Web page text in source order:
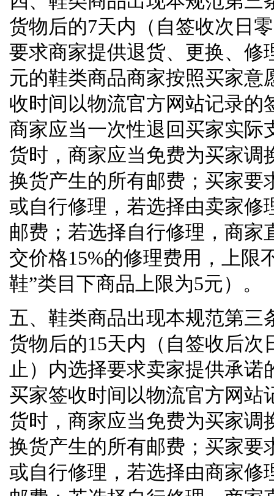
货物后的7天内（自签收次日
要求商家提供退货、更换、修
元的鞋类商品商家按照买家
收时间以物流官方网站记录
商家应当一次性退回买家实际
货时，商家应当免费为买家
换货产生的所有邮费；买家要
或自行修理，若选择由卖家修
邮费；若选择自行修理，商
交价格15%的修理费用，上限
鞋”类目下商品上限为5元）。
五、鞋类商品出现本规范第
货物后的15天内（自签收后次
止）内选择要求卖家提供承
买家签收时间以物流官方网
货时，商家应当免费为买家
换货产生的所有邮费；买家要
或自行修理，若选择由商家修